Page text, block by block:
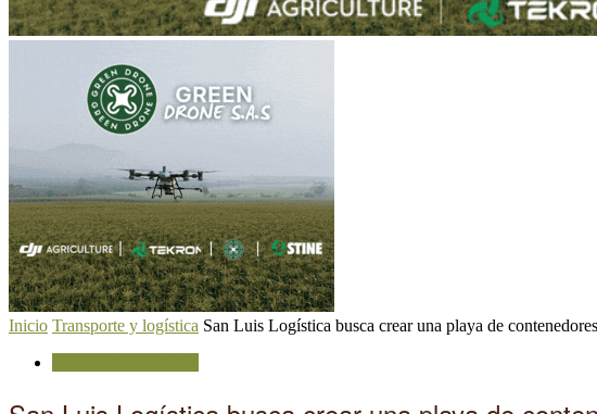
Inicio Transporte y logística San Luis Logística busca crear una playa de